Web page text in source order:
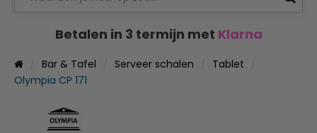
Betalen in 3 termijn met Klarna
Bar & Tafel Serveer schalen
Tablet
Olympia CP 171